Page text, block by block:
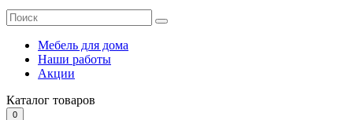
Мебель для дома
Наши работы
Акции
Каталог товаров
0